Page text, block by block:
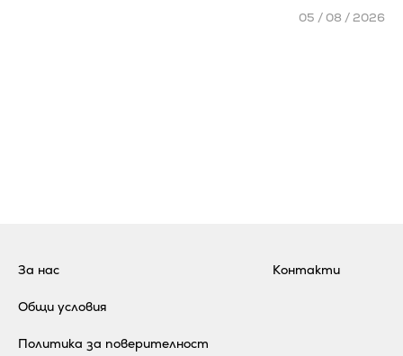
05 / 08 / 2026
За нас
Общи условия
Политика за поверителност
Контакти